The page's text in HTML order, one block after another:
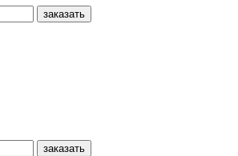
заказать
заказать